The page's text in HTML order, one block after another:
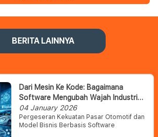
BERITA LAINNYA
Dari Mesin Ke Kode: Bagaimana
Software Mengubah Wajah Industri
Otomotif Dan Daya Saing Pasar
04 January 2026
Pergeseran Kekuatan Pasar Otomotif dan
Model Bisnis Berbasis Software